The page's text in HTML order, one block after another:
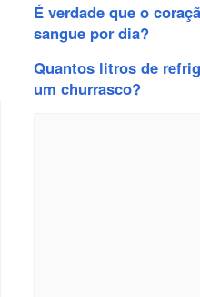
É verdade que o
sangue por dia?
Quantos litros de
um churrasco?